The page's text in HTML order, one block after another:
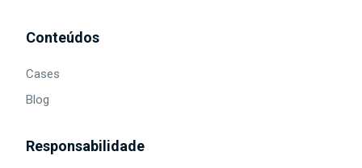
Conteúdos
Cases
Blog
Responsabilidade